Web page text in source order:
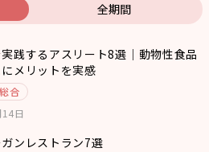
全期間
践するアスリート8選｜動物性食品
メリットを実感
合
日
ンレストラン7選